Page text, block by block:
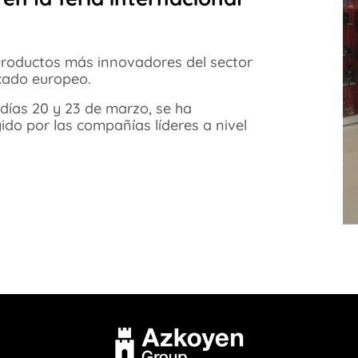
más innovadores del sector
europeo.
20 y 23 de marzo, se ha
por las compañías líderes a nivel